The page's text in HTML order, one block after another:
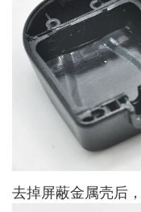
去掉屏蔽金属壳后